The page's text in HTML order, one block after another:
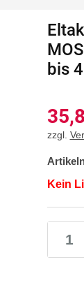
bis
zzgl.
Kein